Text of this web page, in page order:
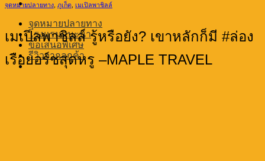
จุดหมายปลายทาง
โรงแรมแนะนำ
ข้อเสนอพิเศษ
รีวิวจากลูกค้า
จุดหมายปลายทาง ภูเก็ต เมเปิลพาชิลล์
เมเปิลพาชิลล์ รู้หรือยัง? เขาหลักก็มี #ล่อง
เรือยอร์ชสุดหรู –MAPLE TRAVEL